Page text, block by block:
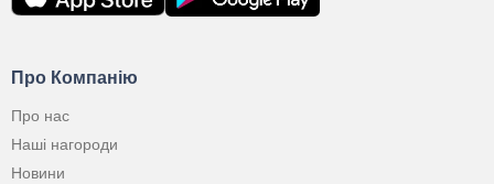
Про Компанію
Про нас
Наші нагороди
Новини